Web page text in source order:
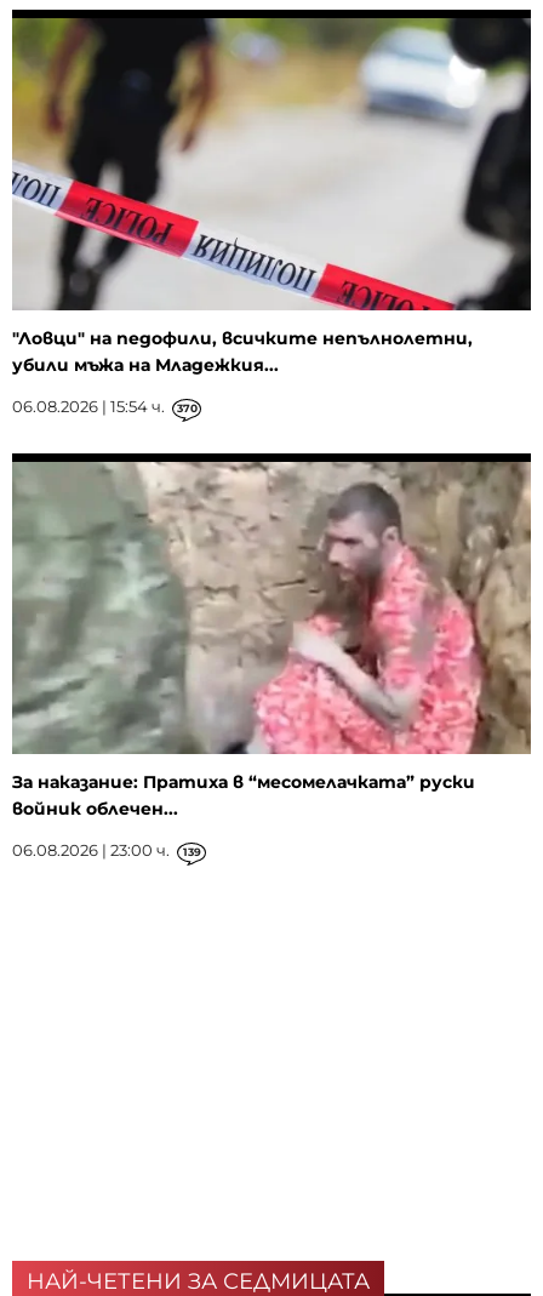
"Ловци" на педофили, всичките непълнолетни,
убили мъжа на Младежкия...
06.08.2026 | 15:54 ч. 370
За наказание: Пратиха в “месомелачката” руски
войник облечен...
06.08.2026 | 23:00 ч. 139
НАЙ-ЧЕТЕНИ ЗА СЕДМИЦАТА